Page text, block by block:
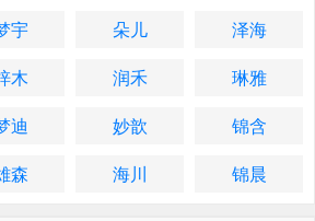
宇 朵儿
泽海
木 润禾
琳雅
迪 妙歆
锦含
森 海川 锦晨